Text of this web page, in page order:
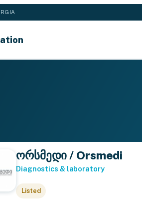
ორსმედი / Orsmedi
Diagnostics & laboratory
Listed